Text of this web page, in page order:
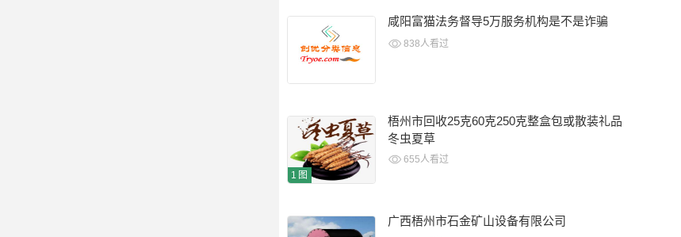
咸阳富猫法务督导5万服务机构是不是诈骗
838人看过
1图
梧州市回收25克60克250克整盒包或散装礼品
冬虫夏草
655人看过
广西梧州市石金矿山设备有限公司